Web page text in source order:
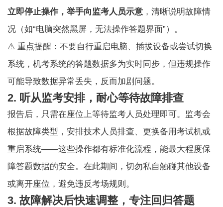
立即停止操作，举手向监考人员示意 ，清晰说明故障情
况（如“电脑突然黑屏，无法操作答题界面”）。
⚠️ 重点提醒：不要自行重启电脑、插拔设备或尝试切换
系统，机考系统的答题数据多为实时同步，但违规操作
可能导致数据异常丢失，反而加剧问题。
2. 听从监考安排，耐心等待故障排查
报告后，只需在座位上等待监考人员处理即可。监考会
根据故障类型，安排技术人员排查、更换备用考试机或
重启系统——这些操作都有标准化流程，能最大程度保
障答题数据的安全。在此期间，切勿私自触碰其他设备
或离开座位，避免违反考场规则。
3. 故障解决后快速调整，专注回归答题